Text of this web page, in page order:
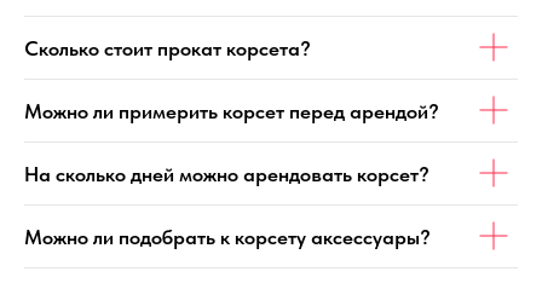
Сколько стоит прокат корсета?
Можно ли примерить корсет перед арендой?
На сколько дней можно арендовать корсет?
Можно ли подобрать к корсету аксессуары?